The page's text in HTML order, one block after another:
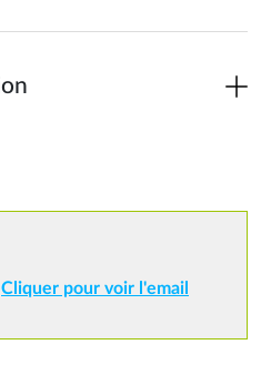
Cliquer pour voir l'email